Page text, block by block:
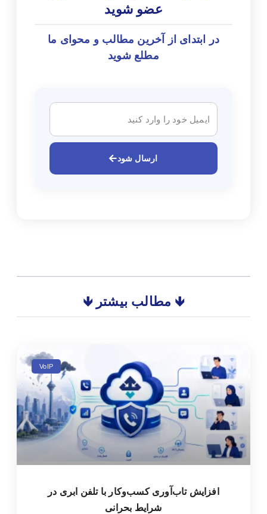
عضو شوید
در ابتدای از آخرین مطالب و محوای ما
مطلع شوید
ارسال شود
🡻 مطالب بیشتر 🡻
VoIP
افزایش تاب‌آوری کسب‌وکار با تلفن ابری در
شرایط بحرانی